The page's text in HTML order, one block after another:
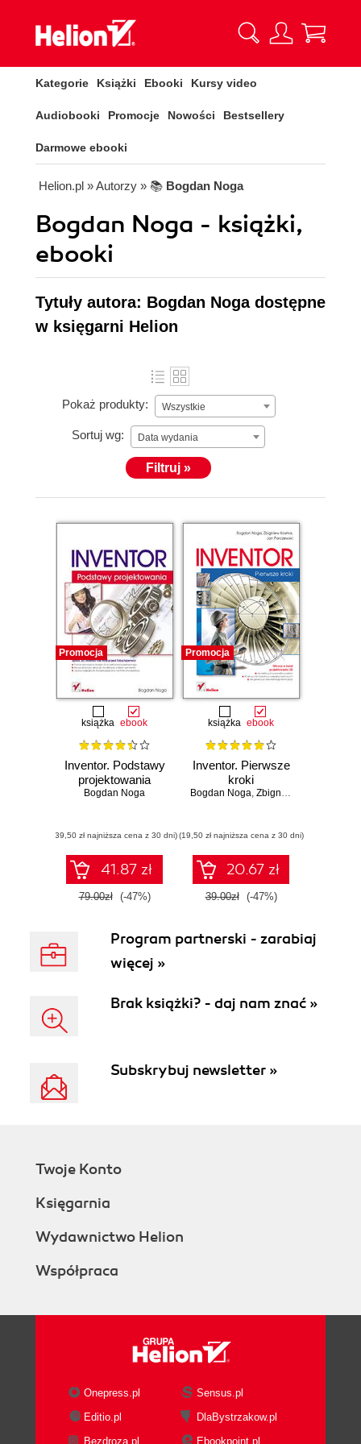
Kategorie Książki Ebooki Kursy video
Audiobooki Promocje Nowości Bestsellery
Darmowe ebooki
Helion.pl » Autorzy » 📚 Bogdan Noga
Bogdan Noga - książki,
ebooki
Tytuły autora: Bogdan Noga dostępne
w księgarni Helion
Pokaż produkty: Wszystkie
Sortuj wg: Data wydania
Filtruj »
Promocja
książka ebook
Inventor. Podstawy
projektowania
Bogdan Noga
(39,50 zł najniższa cena z 30 dni)
41.87 zł
79.00zł (-47%)
Promocja
książka ebook
Inventor. Pierwsze
kroki
Bogdan Noga, Zbigniew Kosma
(19,50 zł najniższa cena z 30 dni)
20.67 zł
39.00zł (-47%)
Program partnerski - zarabiaj
więcej »
Brak książki? - daj nam znać »
Subskrybuj newsletter »
Twoje Konto
Księgarnia
Wydawnictwo Helion
Współpraca
Onepress.pl
Sensus.pl
Editio.pl
DlaBystrzakow.pl
Bezdroza.pl
Ebookpoint.pl